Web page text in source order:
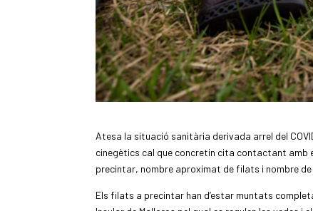
Atesa la situació sanitària derivada arrel del
cinegètics cal que concretin cita contactant amb
precintar, nombre aproximat de filats i nombre
Els filats a precintar han d’estar muntats